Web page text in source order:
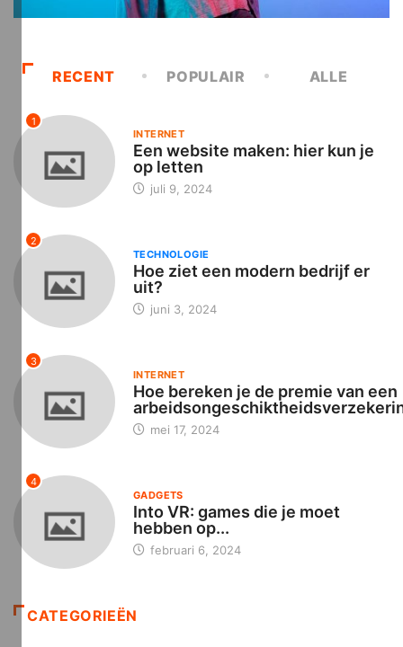
RECENT POPULAIR ALLE
1
INTERNET
Een website maken: hier kun je
op letten
juli 9, 2024
2
TECHNOLOGIE
Hoe ziet een modern bedrijf er
uit?
juni 3, 2024
3
INTERNET
Hoe bereken je de premie van een
mei 17, 2024
4
GADGETS
Into VR: games die je moet
hebben op...
februari 6, 2024
CATEGORIEËN